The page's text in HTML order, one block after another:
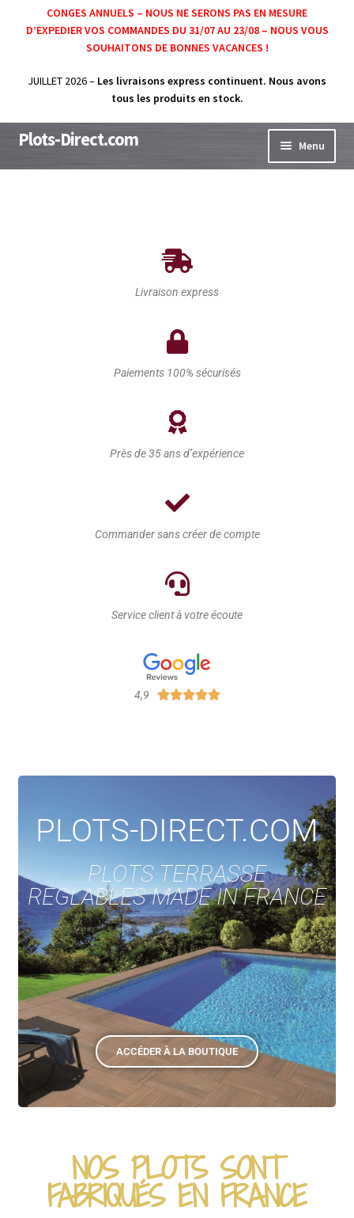
CONGES ANNUELS – NOUS NE SERONS PAS EN MESURE
D’EXPEDIER VOS COMMANDES DU 31/07 AU 23/08 – NOUS VOUS
SOUHAITONS DE BONNES VACANCES !
JUILLET 2026 – Les livraisons express continuent. Nous avons
tous les produits en stock.
Plots-Direct.com Menu
Accès professionnel
Livraison express
Paiements 100% sécurisés
Près de 35 ans d’expérience
Commandersans créer de compte
Service client à votre écoute
4,9 
PLOTS-DIRECT.COM
PLOTS TERRASSE
RÉGLABLES MADE IN FRANCE
ACCÉDER À LA BOUTIQUE
NOS PLOTS SONT
FABRIQUÉS EN FRANCE